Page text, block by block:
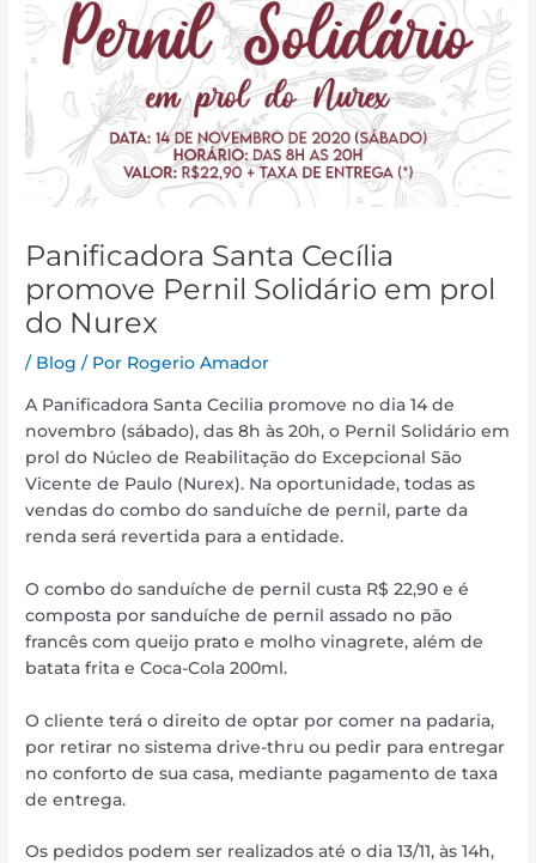
Panificadora Santa Cecília
promove Pernil Solidário em prol
do Nurex
/ Blog / Por Rogerio Amador
A Panificadora Santa Cecilia promove no dia 14 de
novembro (sábado), das 8h às 20h, o Pernil Solidário em
prol do Núcleo de Reabilitação do Excepcional São
Vicente de Paulo (Nurex). Na oportunidade, todas as
vendas do combo do sanduíche de pernil, parte da
renda será revertida para a entidade.
O combo do sanduíche de pernil custa R$ 22,90 e é
composta por sanduíche de pernil assado no pão
francês com queijo prato e molho vinagrete, além de
batata frita e Coca-Cola 200ml.
O cliente terá o direito de optar por comer na padaria,
por retirar no sistema drive-thru ou pedir para entregar
no conforto de sua casa, mediante pagamento de taxa
de entrega.
Os pedidos podem ser realizados até o dia 13/11, às 14h,